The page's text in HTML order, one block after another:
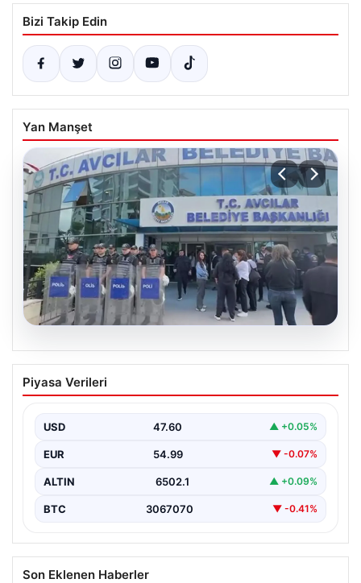
Bizi Takip Edin
Yan Manşet
Avcılar Belediyesi’ne operasyon. 12
şüpheli gözaltına alındı
Piyasa Verileri
USD 47.60 ▲ +0.05%
EUR 54.99 ▼ -0.07%
ALTIN 6502.1 ▲ +0.09%
BTC 3067070 ▼ -0.41%
Son Eklenen Haberler